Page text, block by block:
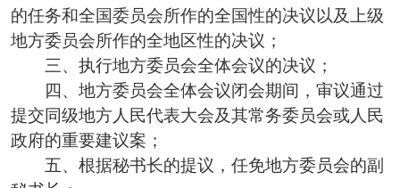
的任务和全国委员会所作的全国性的决议以及上级
地方委员会所作的全地区性的决议；
三、执行地方委员会全体会议的决议；
四、地方委员会全体会议闭会期间，审议通过
提交同级地方人民代表大会及其常务委员会或人民
政府的重要建议案；
五、根据秘书长的提议，任免地方委员会的副